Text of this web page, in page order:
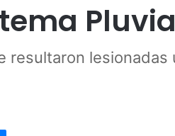
resultaron
Messenger